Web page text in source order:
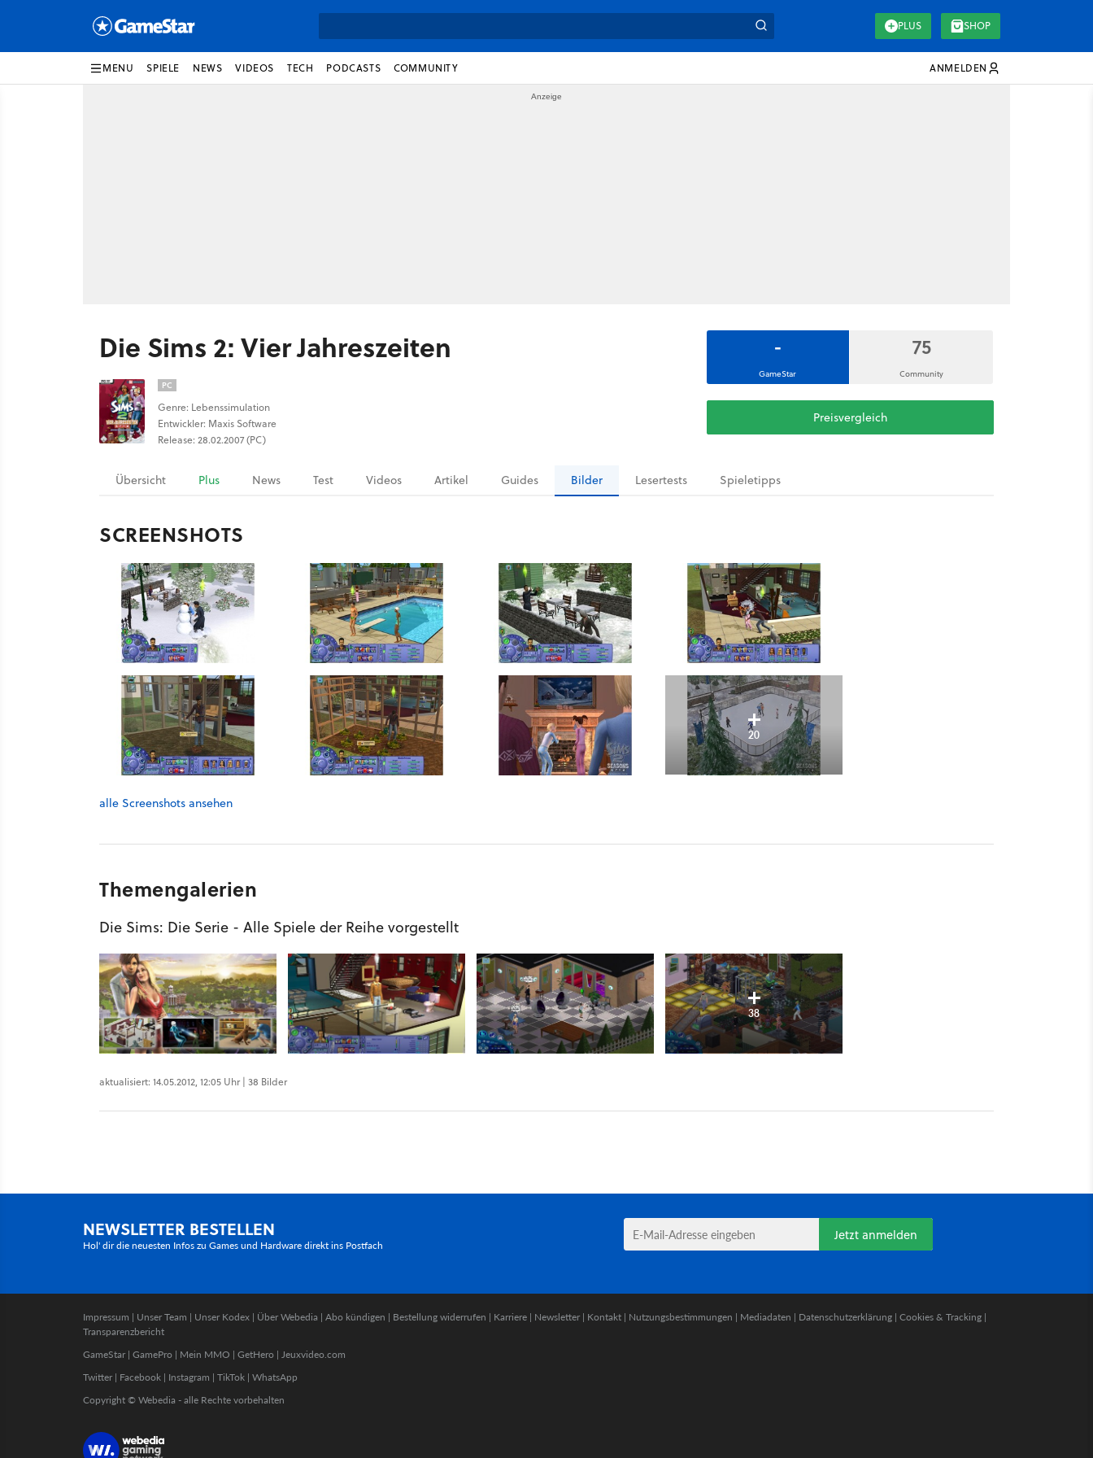
PLUS SHOP
MENU SPIELE NEWS VIDEOS TECH PODCASTS COMMUNITY ANMELDEN
Die Sims 2: Vier Jahreszeiten
PC
Genre: Lebenssimulation
Entwickler: Maxis Software
Release: 28.02.2007 (PC)
-
GameStar
75
Community
Preisvergleich
Übersicht Plus News Test Videos Artikel Guides Bilder Lesertests Spieletipps
SCREENSHOTS
20
alle Screenshots ansehen
Themengalerien
Die Sims: Die Serie - Alle Spiele der Reihe vorgestellt
38
aktualisiert: 14.05.2012, 12:05 Uhr | 38 Bilder
NEWSLETTER BESTELLEN
Hol' dir die neuesten Infos zu Games und Hardware direkt ins Postfach
Jetzt anmelden
Impressum | Unser Team | Unser Kodex | Über Webedia | Abo kündigen | Bestellung widerrufen | Karriere | Newsletter | Kontakt | Nutzungsbestimmungen | Mediadaten | Datenschutzerklärung | Cookies & Tracking |
Transparenzbericht
GameStar | GamePro | Mein MMO | GetHero | Jeuxvideo.com
Twitter | Facebook | Instagram | TikTok | WhatsApp
Copyright © Webedia - alle Rechte vorbehalten